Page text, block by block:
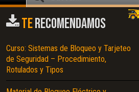
TERECOMENDAMOS
Curso: Sistemas de Bloqueo y Tarjeteo
de Seguridad – Procedimiento,
Rotulados y Tipos